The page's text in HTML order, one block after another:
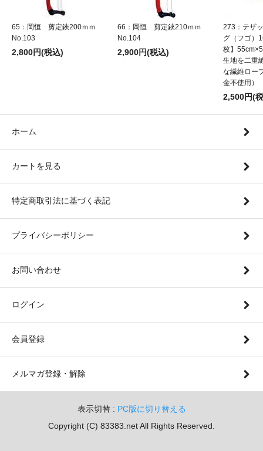
65：岡恒 剪定鋏200ｍｍ
No.103
2,800円(税込)
66：岡恒 剪定鋏210ｍｍ
No.104
2,900円(税込)
273：テザ
グ（フゴ）
枚】
生地を二重
な繊維ロー
金不使用）
2,500円(
ホーム
カートを見る
特定商取引法に基づく表記
プライバシーポリシー
お問い合わせ
ログイン
会員登録
メルマガ登録・解除
表示切替 : PC版に切り替える
Copyright (C) 83383.net All Rights Reserved.